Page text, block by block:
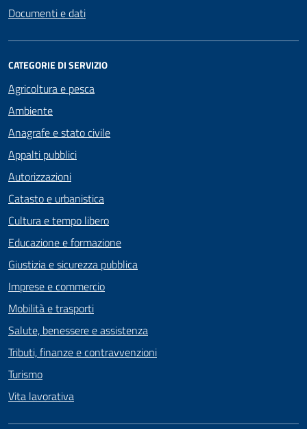
Documenti e dati
CATEGORIE DI SERVIZIO
Agricoltura e pesca
Ambiente
Anagrafe e stato civile
Appalti pubblici
Autorizzazioni
Catasto e urbanistica
Cultura e tempo libero
Educazione e formazione
Giustizia e sicurezza pubblica
Imprese e commercio
Mobilità e trasporti
Salute, benessere e assistenza
Tributi, finanze e contravvenzioni
Turismo
Vita lavorativa